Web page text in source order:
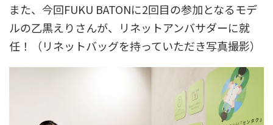
また、今回FUKU BATONに2回目の参加となるモデ
ルの乙黒えりさんが、リネットアンバサダーに就
任！（リネットバッグを持っていただき写真撮影）